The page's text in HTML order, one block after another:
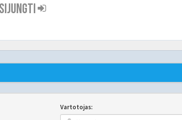
Vartotojas: